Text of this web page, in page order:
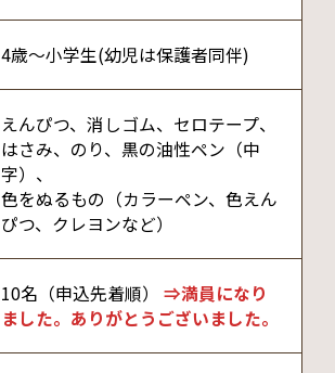
4歳～小学生(幼児は保護者同伴)
えんぴつ、消しゴム、セロテープ、
はさみ、のり、黒の油性ペン（中
字）、
色をぬるもの（カラーペン、色えん
ぴつ、クレヨンなど）
10名（申込先着順） ⇒満員になり
ました。ありがとうございました。